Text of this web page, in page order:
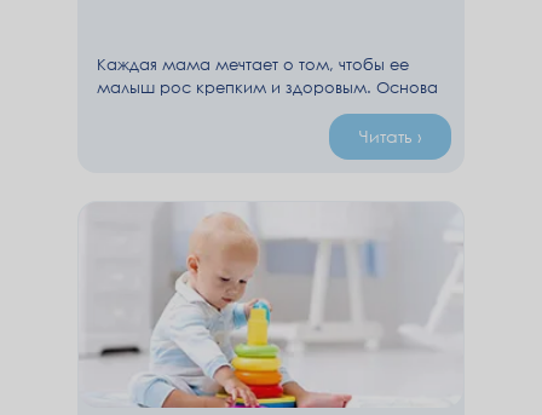
Каждая мама мечтает о том, чтобы ее
малыш рос крепким и здоровым. Основа
полноценного развития ребенка в любом
возрасте, как и после наступления 1 года
– это правильное сбалансированное
Читать ›